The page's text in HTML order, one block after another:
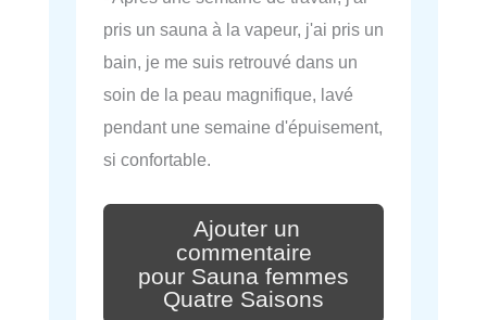
pris un sauna à la vapeur, j'ai pris un
bain, je me suis retrouvé dans un
soin de la peau magnifique, lavé
pendant une semaine d'épuisement,
si confortable.
Ajouter un
commentaire
pour Sauna femmes
Quatre Saisons